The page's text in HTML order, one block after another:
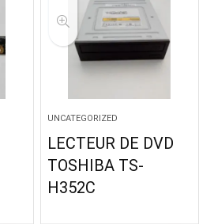
UNCATEGORIZED
LECTEUR DE DVD
TOSHIBA TS-
H352C